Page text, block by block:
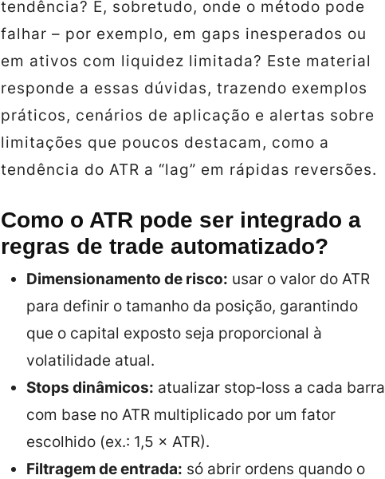
tendência? E, sobretudo, onde o método pode
falhar – por exemplo, em gaps inesperados ou
em ativos com liquidez limitada? Este material
responde a essas dúvidas, trazendo exemplos
práticos, cenários de aplicação e alertas sobre
limitações que poucos destacam, como a
tendência do ATR a “lag” em rápidas reversões.
Como o ATR pode ser integrado a
regras de trade automatizado?
Dimensionamento de risco: usar o valor do ATR
para definir o tamanho da posição, garantindo
que o capital exposto seja proporcional à
volatilidade atual.
Stops dinâmicos: atualizar stop‑loss a cada barra
com base no ATR multiplicado por um fator
escolhido (ex.: 1,5 × ATR).
Filtragem de entrada: só abrir ordens quando o